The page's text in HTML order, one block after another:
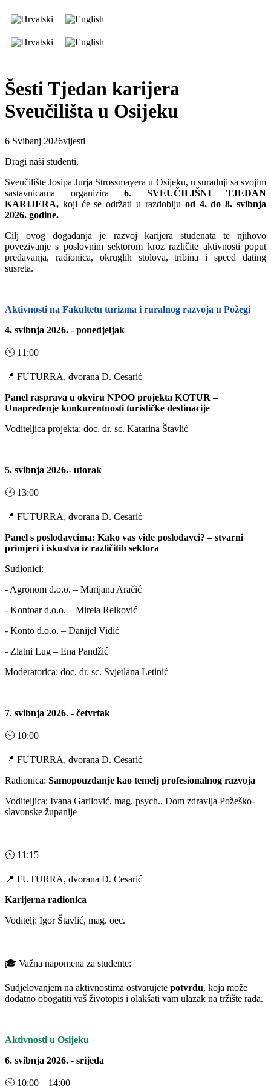
Šesti Tjedan karijera
Sveučilišta u Osijeku
6 Svibanj 2026vijesti
Dragi naši studenti,
Sveučilište Josipa Jurja Strossmayera u Osijeku, u suradnji sa svojim
sastavnicama organizira 6. SVEUČILIŠNI TJEDAN
KARIJERA, koji će se održati u razdoblju od 4. do 8. svibnja
2026. godine.
Cilj ovog događanja je razvoj karijera studenata te njihovo
povezivanje s poslovnim sektorom kroz različite aktivnosti poput
predavanja, radionica, okruglih stolova, tribina i speed dating
susreta.
Aktivnosti na Fakultetu turizma i ruralnog razvoja u Požegi
4. svibnja 2026. - ponedjeljak
🕚 11:00
📍 FUTURRA, dvorana D. Cesarić
Panel rasprava u okviru NPOO projekta KOTUR –
Unapređenje konkurentnosti turističke destinacije
Voditeljica projekta: doc. dr. sc. Katarina Štavlić
5. svibnja 2026.- utorak
🕐 13:00
📍 FUTURRA, dvorana D. Cesarić
Panel s poslodavcima: Kako vas vide poslodavci? – stvarni
primjeri i iskustva iz različitih sektora
Sudionici:
- Agronom d.o.o. – Marijana Aračić
- Kontoar d.o.o. – Mirela Relković
- Konto d.o.o. – Danijel Vidić
- Zlatni Lug – Ena Pandžić
Moderatorica: doc. dr. sc. Svjetlana Letinić
7. svibnja 2026. - četvrtak
🕙 10:00
📍 FUTURRA, dvorana D. Cesarić
Radionica: Samopouzdanje kao temelj profesionalnog razvoja
Voditeljica: Ivana Garilović, mag. psych., Dom zdravlja Požeško-
slavonske županije
🕦 11:15
📍 FUTURRA, dvorana D. Cesarić
Karijerna radionica
Voditelj: Igor Štavlić, mag. oec.
🎓 Važna napomena za studente:
Sudjelovanjem na aktivnostima ostvarujete potvrdu, koja može
dodatno obogatiti vaš životopis i olakšati vam ulazak na tržište rada.
Aktivnosti u Osijeku
6. svibnja 2026. - srijeda
🕙 10:00 – 14:00